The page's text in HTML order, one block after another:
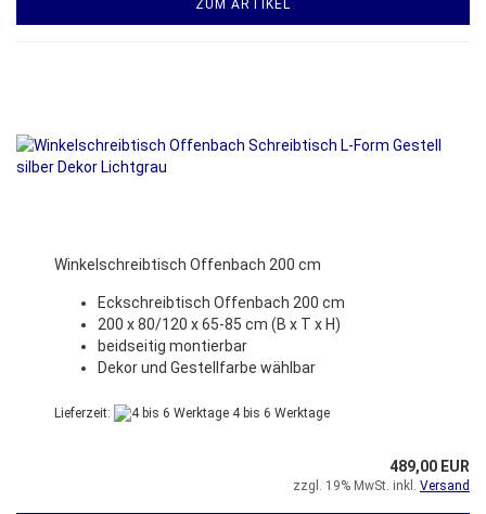
ZUM ARTIKEL
Winkelschreibtisch Offenbach 200 cm
Eckschreibtisch Offenbach 200 cm
200 x 80/120 x 65-85 cm (B x T x H)
beidseitig montierbar
Dekor und Gestellfarbe wählbar
Lieferzeit: 4 bis 6 Werktage
489,00 EUR
zzgl. 19% MwSt. inkl. Versand